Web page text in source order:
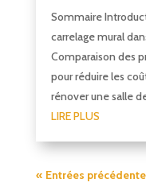
Sommaire
carrelage mural
Comparaison des
pour réduire les
rénover une salle
LIRE PLUS
« Entrées